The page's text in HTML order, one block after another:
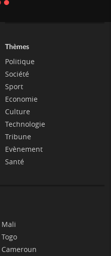
Thèmes
Politique
Société
Sport
Economie
Culture
Technologie
Tribune
Evènement
Santé
Mali
Togo
Cameroun